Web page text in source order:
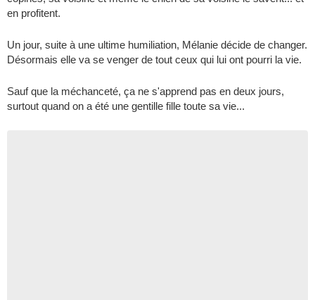
en profitent.
Un jour, suite à une ultime humiliation, Mélanie décide de changer.
Désormais elle va se venger de tout ceux qui lui ont pourri la vie.
Sauf que la méchanceté, ça ne s'apprend pas en deux jours,
surtout quand on a été une gentille fille toute sa vie...